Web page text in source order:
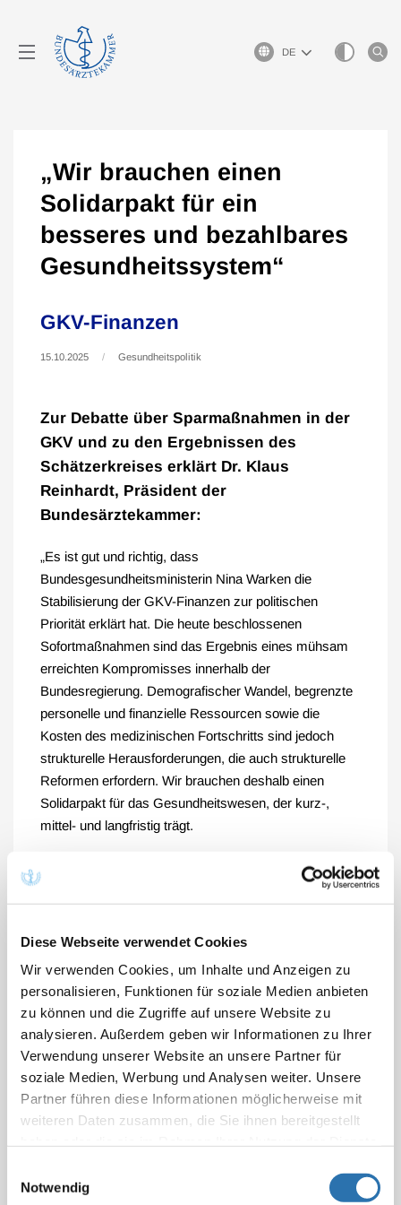
Diese Webseite verwendet Cookies
Wir verwenden Cookies, um Inhalte und Anzeigen zu
personalisieren, Funktionen für soziale Medien anbieten
zu können und die Zugriffe auf unsere Website zu
analysieren. Außerdem geben wir Informationen zu Ihrer
Verwendung unserer Website an unsere Partner für
soziale Medien, Werbung und Analysen weiter. Unsere
Partner führen diese Informationen möglicherweise mit
weiteren Daten zusammen, die Sie ihnen bereitgestellt
Cookies, wenn Sie unsere Webseite weiterhin
Notwendig
Sprachauswahl
„Wir brauchen einen
Solidarpakt für ein
besseres und bezahlbares
Gesundheitssystem“
GKV-Finanzen
15.10.2025 Gesundheitspolitik
Zur Debatte über Sparmaßnahmen in der
GKV und zu den Ergebnissen des
Schätzerkreises erklärt Dr. Klaus
Reinhardt, Präsident der
Bundesärztekammer:
„Es ist gut und richtig, dass
Bundesgesundheitsministerin Nina Warken die
Stabilisierung der GKV-Finanzen zur politischen
Priorität erklärt hat. Die heute beschlossenen
Sofortmaßnahmen sind das Ergebnis eines mühsam
erreichten Kompromisses innerhalb der
Bundesregierung. Demografischer Wandel, begrenzte
personelle und finanzielle Ressourcen sowie die
Kosten des medizinischen Fortschritts sind jedoch
strukturelle Herausforderungen, die auch strukturelle
Reformen erfordern. Wir brauchen deshalb einen
Solidarpakt für das Gesundheitswesen, der kurz-,
mittel- und langfristig trägt.
den gesellschaftlichen Ausgleich sichern, dürfen nicht
allein den Beitragszahlenden der GKV aufgebürdet
werden. Im Arzneimittelbereich sollte der
Herstellerrabatt für patentgeschützte Arzneimittel
erhöht werden. Der Mehrwertsteuersatz auf
Arzneimittel sollte – wie bei Tierarzneimitteln – von
derzeit 19 auf sieben Prozent gesenkt werden. Zur
Selbstbeteiligungen bei Arzneimitteln und